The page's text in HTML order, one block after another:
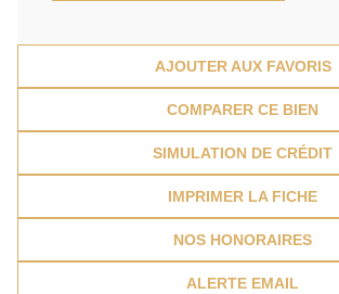
AJOUTER AUX FAVORIS
COMPARER CE BIEN
SIMULATION DE CRÉDIT
IMPRIMER LA FICHE
NOS HONORAIRES
ALERTE EMAIL